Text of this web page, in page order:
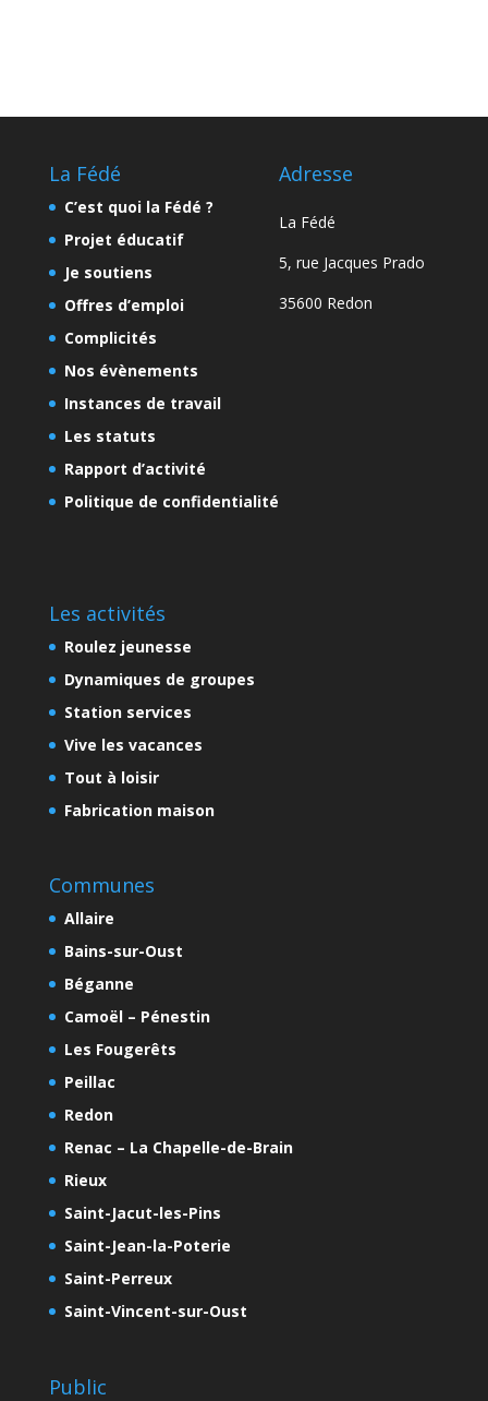
La Fédé
C’est quoi la Fédé ?
Projet éducatif
Je soutiens
Offres d’emploi
Complicités
Nos évènements
Instances de travail
Les statuts
Rapport d’activité
Politique de confidentialité
Adresse
La Fédé
5, rue Jacques Prado
35600 Redon
Les activités
Roulez jeunesse
Dynamiques de groupes
Station services
Vive les vacances
Tout à loisir
Fabrication maison
Communes
Allaire
Bains-sur-Oust
Béganne
Camoël – Pénestin
Les Fougerêts
Peillac
Redon
Renac – La Chapelle-de-Brain
Rieux
Saint-Jacut-les-Pins
Saint-Jean-la-Poterie
Saint-Perreux
Saint-Vincent-sur-Oust
Public